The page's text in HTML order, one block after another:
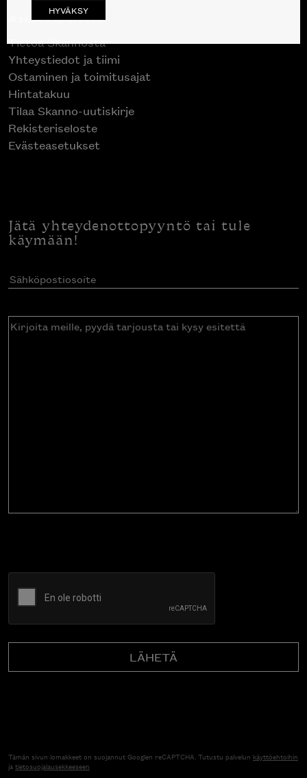
Asiakaspalvelu
Tietoa Skannosta
Yhteystiedot ja tiimi
Ostaminen ja toimitusajat
Hintatakuu
Tilaa Skanno-uutiskirje
Rekisteriseloste
Evästeasetukset
Jätä yhteydenottopyyntö tai tule
käymään!
Sähköpostiosoite(Pakollinen)
Kirjoita
Tämän sivun lomakkeet on suojannut Googlen reCAPTCHA. Tutustu palvelun käyttöehtoihin
jatietosuojalausekkeeseen
HYVÄKSY